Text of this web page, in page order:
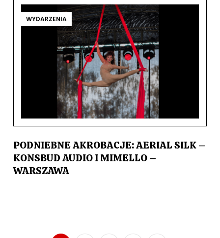
WYDARZENIA
PODNIEBNE AKROBACJE: AERIAL SILK –
KONSBUD AUDIO I MIMELLO –
WARSZAWA